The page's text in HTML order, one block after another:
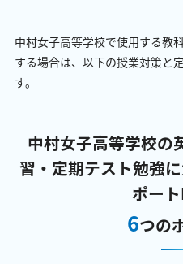
中村女子高等学校で使用する教
する場合は、以下の授業対策と
す。
中村女子高等学校の
習・定期テスト勉強に
ポー
6つの